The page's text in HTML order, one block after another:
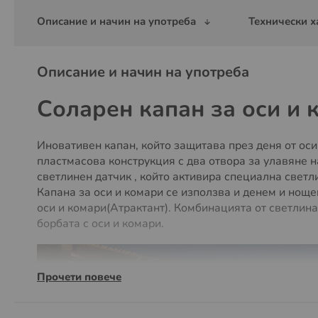
Описание и начин на употреба Технически
Описание и начин на употреба
Соларен капан за оси и
Иновативен капан, който защитава през деня от
пластмасова конструкция с два отвора за
светлинен датчик , който активира специална
Капана за оси и комари се използва и денем и
оси и комари(Атрактант). Комбинацията от
борбата с оси и комари.
Прочети повече